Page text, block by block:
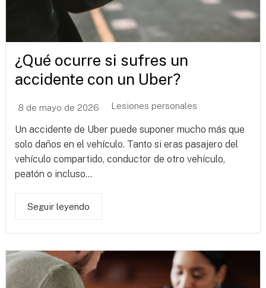
¿Qué ocurre si sufres un
accidente con un Uber?
8 de mayo de 2026 Lesiones personales
Un accidente de Uber puede suponer mucho más que
solo daños en el vehículo. Tanto si eras pasajero del
vehículo compartido, conductor de otro vehículo,
peatón o incluso...
Seguir leyendo